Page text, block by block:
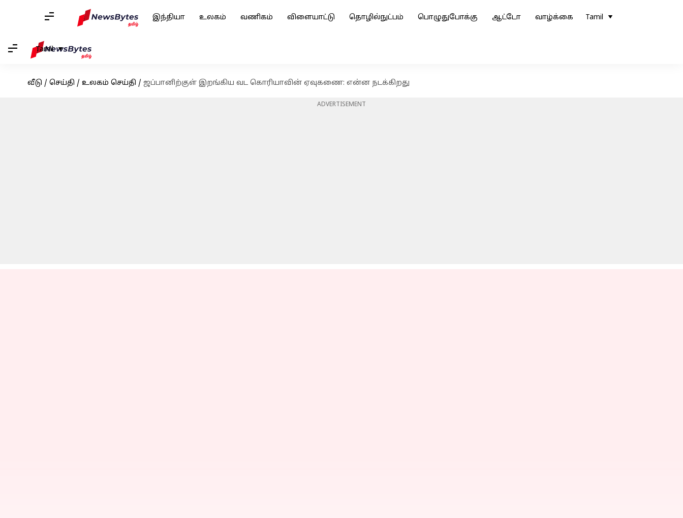
இந்தியா உலகம் வணிகம் விளையாட்டு தொழில்நுட்பம் பொழுதுபோக்கு ஆட்டோ வாழ்க்கை Tamil
Tamil
வீடு / செய்தி / உலகம் செய்தி / ஜப்பானிற்குள் இறங்கிய வட கொரியாவின் ஏவுகணை: என்ன நடக்கிறது
ADVERTISEMENT